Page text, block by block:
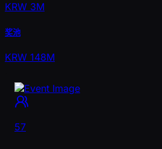
KRW 3M
奖池
KRW 148M
57